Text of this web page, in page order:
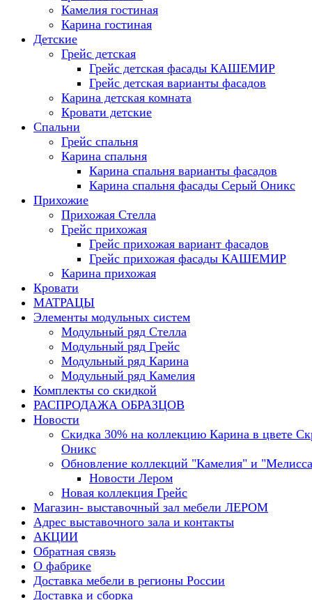
Камелия гостиная
Карина гостиная
Детские
Грейс детская
Грейс детская фасады КАШЕМИР
Грейс детская варианты фасадов
Карина детская комната
Кровати детские
Спальни
Грейс спальня
Карина спальня
Карина спальня варианты фасадов
Карина спальня фасады Серый Оникс
Прихожие
Прихожая Стелла
Грейс прихожая
Грейс прихожая вариант фасадов
Грейс прихожая фасады КАШЕМИР
Карина прихожая
Кровати
МАТРАЦЫ
Элементы модульных систем
Модульный ряд Стелла
Модульный ряд Грейс
Модульный ряд Карина
Модульный ряд Камелия
Комплекты со скидкой
РАСПРОДАЖА ОБРАЗЦОВ
Новости
Скидка 30% на коллекцию Карина в цвете
Оникс
Обновление коллекций "Камелия" и
Новости Лером
Новая коллекция Грейс
Магазин- выставочный зал мебели ЛЕРОМ
Адрес выставочного зала и контакты
АКЦИИ
Обратная связь
О фабрике
Доставка мебели в регионы России
Доставка и сборка